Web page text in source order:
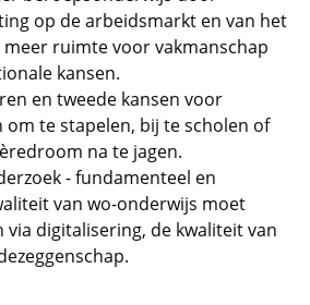
op de arbeidsmarkt en van het
ruimte voor vakmanschap
kansen.
en tweede kansen voor
om te stapelen, bij te scholen of
na te jagen.
- fundamenteel en
van wo-onderwijs moet
digitalisering, de kwaliteit van